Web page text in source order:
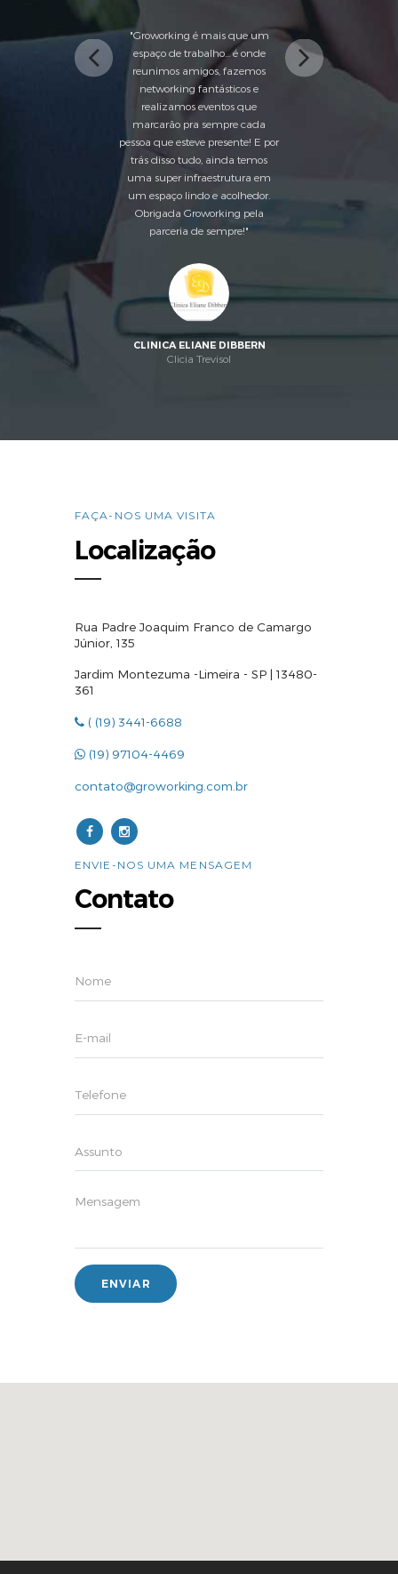
Groworking é mais que um
espaço de trabalho... é onde
reunimos amigos, fazemos
networking fantásticos e
realizamos eventos que
marcarão pra sempre cada
pessoa que esteve presente! E por
trás disso tudo, ainda temos
uma super infraestrutura em
um espaço lindo e acolhedor.
Obrigada Groworking pela
parceria de sempre!
CLINICA ELIANE DIBBERN
Clicia Trevisol
FAÇA-NOS UMA VISITA
Localização
Rua Padre Joaquim Franco de Camargo
Júnior, 135
Jardim Montezuma -Limeira - SP | 13480-
361
( (19) 3441-6688
(19) 97104-4469
contato@groworking.com.br
ENVIE-NOS UMA MENSAGEM
Contato